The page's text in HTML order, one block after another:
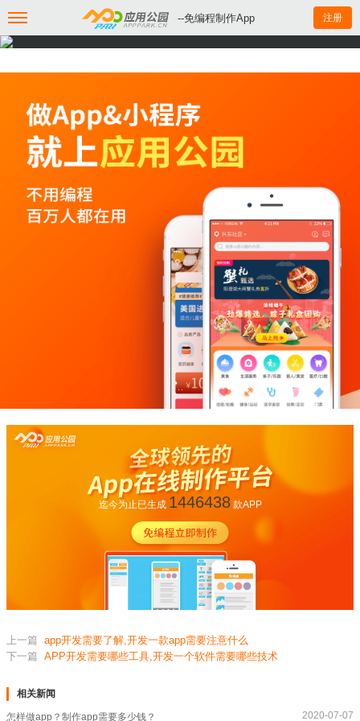
--免编程制作App 注册
迄今为止已生成 1446438款APP
上一篇 app开发需要了解,开发一款app需要注意什么
下一篇 APP开发需要哪些工具,开发一个软件需要哪些技术
相关新闻
怎样做app？制作app需要多少钱？ 2020-07-07